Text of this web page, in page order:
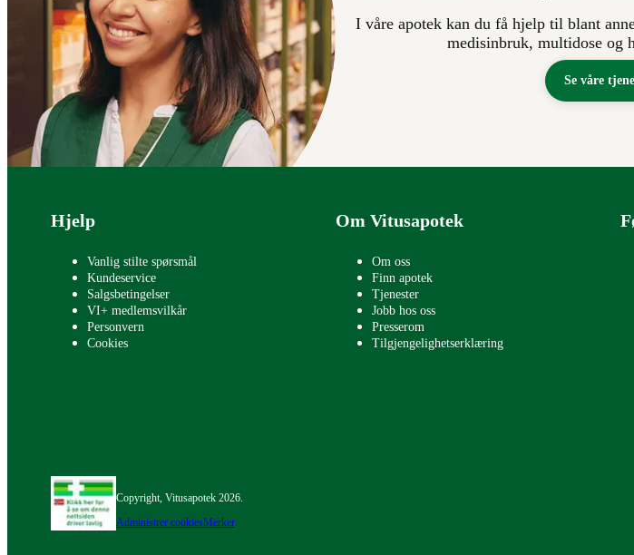
I våre apotek kan du få hjelp til blant
medisinbruk, multidose og
Se våre
Bunntekst
Hjelp
Vanlig stilte spørsmål
Kundeservice
Salgsbetingelser
VI+ medlemsvilkår
Personvern
Cookies
Om Vitusapotek
Om oss
Finn apotek
Tjenester
Jobb hos oss
Presserom
Tilgjengelighetserklæring
Copyright, Vitusapotek 2026.
Administrer cookiesMerker